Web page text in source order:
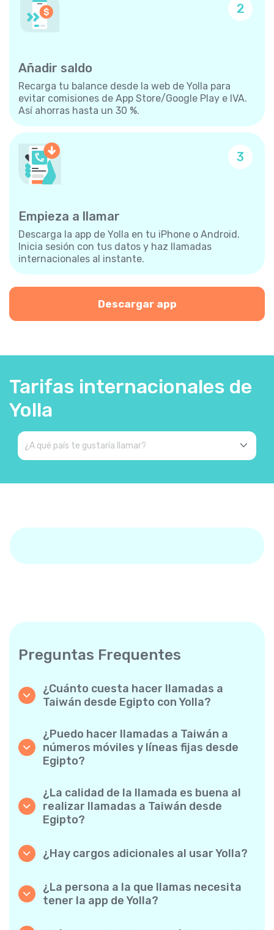
2
Añadir saldo
Recarga tu balance desde la web de Yolla para
evitar comisiones de App Store/Google Play e IVA.
Así ahorras hasta un 30 %.
3
Empieza a llamar
Descarga la app de Yolla en tu iPhone o Android.
Inicia sesión con tus datos y haz llamadas
internacionales al instante.
Descargar app
Tarifas internacionales de
Yolla
Preguntas Frequentes
¿Cuánto cuesta hacer llamadas a
Taiwán desde Egipto con Yolla?
para llamadas a Taiwán. Simplemente
consulta las tarifas más recientes en la app:
sin cargos ocultos, sin sorpresas.
¿Puedo hacer llamadas a Taiwán a
números móviles y líneas fijas desde
Egipto?
móviles como a líneas fijas a Taiwán con
facilidad.
¿La calidad de la llamada es buena al
realizar llamadas a Taiwán desde
Egipto?
conversaciones suenan como si fuesen
¿Hay cargos adicionales al usar Yolla?
minuto transparentes y cero cargos ocultos:
ni suscripciones mensuales obligatorias ni
cargos de conexión.
¿La persona a la que llamas necesita
tener la app de Yolla?